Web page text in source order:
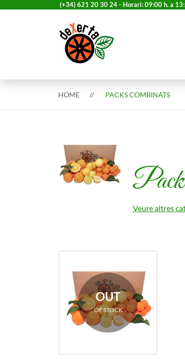
(+34) 621 20 30 24 - Horari: 09:00 h. a
HOME PACKS COMBINATS
Pack
Veure altres
OUT
OF STOCK